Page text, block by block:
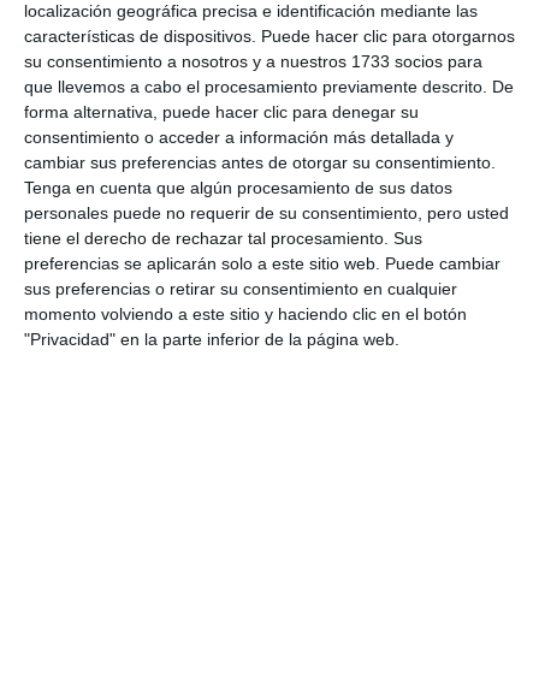
localización geográfica precisa e identificación mediante las
características de dispositivos. Puede hacer clic para otorgarnos
su consentimiento a nosotros y a nuestros 1733 socios para
que llevemos a cabo el procesamiento previamente descrito. De
forma alternativa, puede hacer clic para denegar su
consentimiento o acceder a información más detallada y
cambiar sus preferencias antes de otorgar su consentimiento.
Tenga en cuenta que algún procesamiento de sus datos
personales puede no requerir de su consentimiento, pero usted
tiene el derecho de rechazar tal procesamiento. Sus
preferencias se aplicarán solo a este sitio web. Puede cambiar
sus preferencias o retirar su consentimiento en cualquier
momento volviendo a este sitio y haciendo clic en el botón
"Privacidad" en la parte inferior de la página web.